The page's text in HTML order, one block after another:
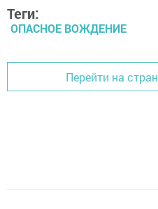
Теги:
ОПАСНОЕ ВОЖДЕНИЕ
Перейти на